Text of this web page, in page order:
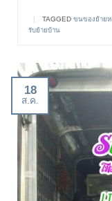
| TAGGED ขนของย้าย
รับย้ายบ้าน
18
ส.ค.